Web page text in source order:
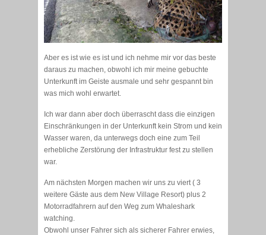
Aber es ist wie es ist und ich nehme mir vor das beste
daraus zu machen, obwohl ich mir meine gebuchte
Unterkunft im Geiste ausmale und sehr gespannt bin
was mich wohl erwartet.
Ich war dann aber doch überrascht dass die einzigen
Einschränkungen in der Unterkunft kein Strom und kein
Wasser waren, da unterwegs doch eine zum Teil
erhebliche Zerstörung der Infrastruktur fest zu stellen
war.
Am nächsten Morgen machen wir uns zu viert ( 3
weitere Gäste aus dem New Village Resort) plus 2
Motorradfahrern auf den Weg zum Whaleshark
watching.
Obwohl unser Fahrer sich als sicherer Fahrer erwies,